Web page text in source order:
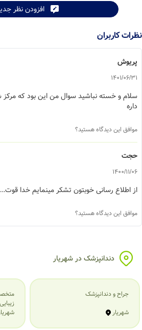
افزودن نظر
نظرات کاربران
پریوش
1401/06/31
سلام و خسته نباشید سوال من این بود که مرکز
داره
موافق این دیدگاه هستید؟
حجت
1400/11/06
از اطلاع رسانی خوبتون تشکر مینمایم خدا
موافق این دیدگاه هستید؟
دندانپزشک در شهریار
جراح و دندانپزشک
شهریار
زیبایی